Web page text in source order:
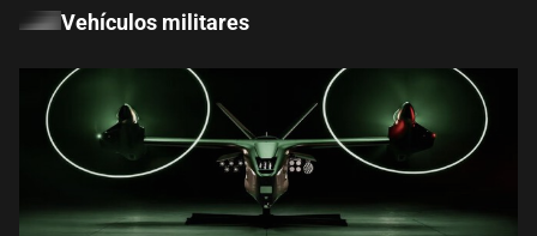
Vehículos militares